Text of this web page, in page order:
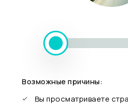
Возможные причины:
Вы просматриваете